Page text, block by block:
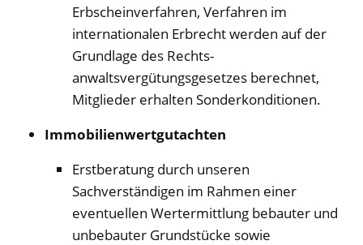
Erbscheinverfahren, Verfahren im
internationalen Erbrecht werden auf der
Grundlage des Rechts-
anwaltsvergütungsgesetzes berechnet,
Mitglieder erhalten Sonderkonditionen.
Immobilienwertgutachten
Erstberatung durch unseren
Sachverständigen im Rahmen einer
eventuellen Wertermittlung bebauter und
unbebauter Grundstücke sowie